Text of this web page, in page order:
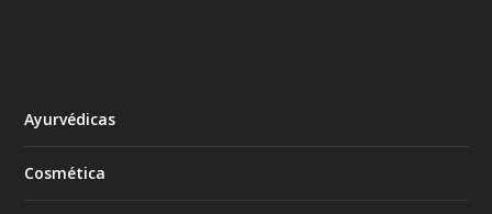
Ayurvédicas
Cosmética